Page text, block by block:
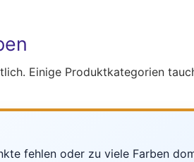
Einige Produktkategorien
fehlen oder zu viele Farben